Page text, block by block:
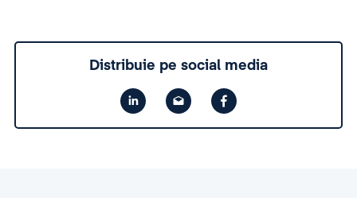
Distribuie pe social media